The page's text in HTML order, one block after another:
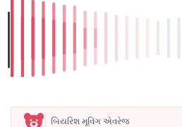
બિયરિશ મૂવિંગ એવરેજ